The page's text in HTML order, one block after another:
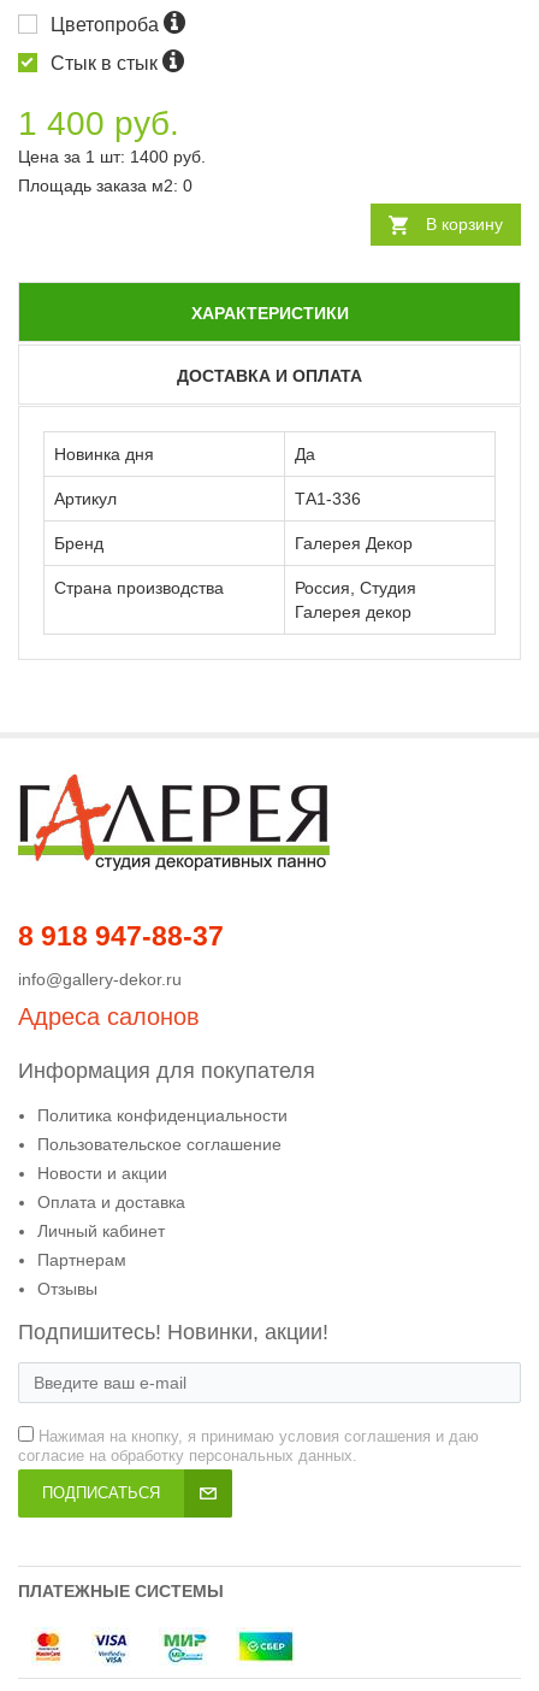
Цветопроба
Стык в стык
1 400 руб.
Цена за 1 шт: 1400 руб.
Площадь заказа м2: 0
В корзину
ХАРАКТЕРИСТИКИ
ДОСТАВКА И ОПЛАТА
Новинка дня Да
Артикул ТА1-336
Бренд Галерея Декор
Страна производства
Россия, Студия
Галерея декор
8 918 947-88-37
info@gallery-dekor.ru
Адреса салонов
Информация для покупателя
Политика конфиденциальности
Пользовательское соглашение
Новости и акции
Оплата и доставка
Личный кабинет
Партнерам
Отзывы
Подпишитесь! Новинки, акции!
Нажимая на кнопку, я принимаю условия соглашения и даю
согласие на обработку персональных данных.
ПОДПИСАТЬСЯ
ПЛАТЕЖНЫЕ СИСТЕМЫ